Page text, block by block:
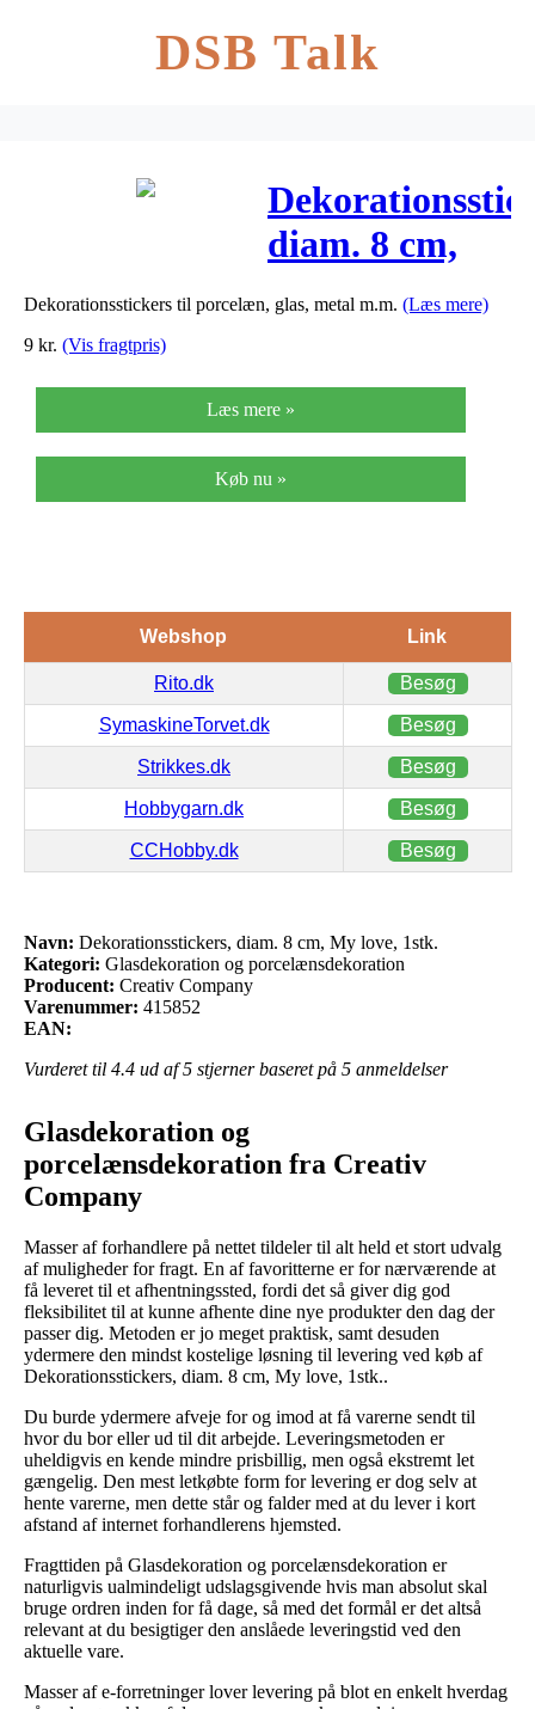
DSB Talk
diam. 8 cm,
My love, 1stk.
Dekorationsstickers til porcelæn, glas, metal m.m. (Læs mere)
9 kr. (Vis fragtpris)
Læs mere »
Køb nu »
Webshop Link
Rito.dk Besøg
SymaskineTorvet.dk Besøg
Strikkes.dk Besøg
Hobbygarn.dk Besøg
CCHobby.dk Besøg
Navn: Dekorationsstickers, diam. 8 cm, My love, 1stk.
Kategori: Glasdekoration og porcelænsdekoration
Producent: Creativ Company
Varenummer: 415852
EAN:
Vurderet til 4.4 ud af 5 stjerner baseret på 5 anmeldelser
Glasdekoration og
porcelænsdekoration fra Creativ
Company
Masser af forhandlere på nettet tildeler til alt held et stort udvalg
af muligheder for fragt. En af favoritterne er for nærværende at
få leveret til et afhentningssted, fordi det så giver dig god
fleksibilitet til at kunne afhente dine nye produkter den dag der
passer dig. Metoden er jo meget praktisk, samt desuden
ydermere den mindst kostelige løsning til levering ved køb af
Dekorationsstickers, diam. 8 cm, My love, 1stk..
Du burde ydermere afveje for og imod at få varerne sendt til
hvor du bor eller ud til dit arbejde. Leveringsmetoden er
uheldigvis en kende mindre prisbillig, men også ekstremt let
gængelig. Den mest letkøbte form for levering er dog selv at
hente varerne, men dette står og falder med at du lever i kort
afstand af internet forhandlerens hjemsted.
Fragttiden på Glasdekoration og porcelænsdekoration er
naturligvis ualmindeligt udslagsgivende hvis man absolut skal
bruge ordren inden for få dage, så med det formål er det altså
relevant at du besigtiger den anslåede leveringstid ved den
aktuelle vare.
Masser af e-forretninger lover levering på blot en enkelt hverdag